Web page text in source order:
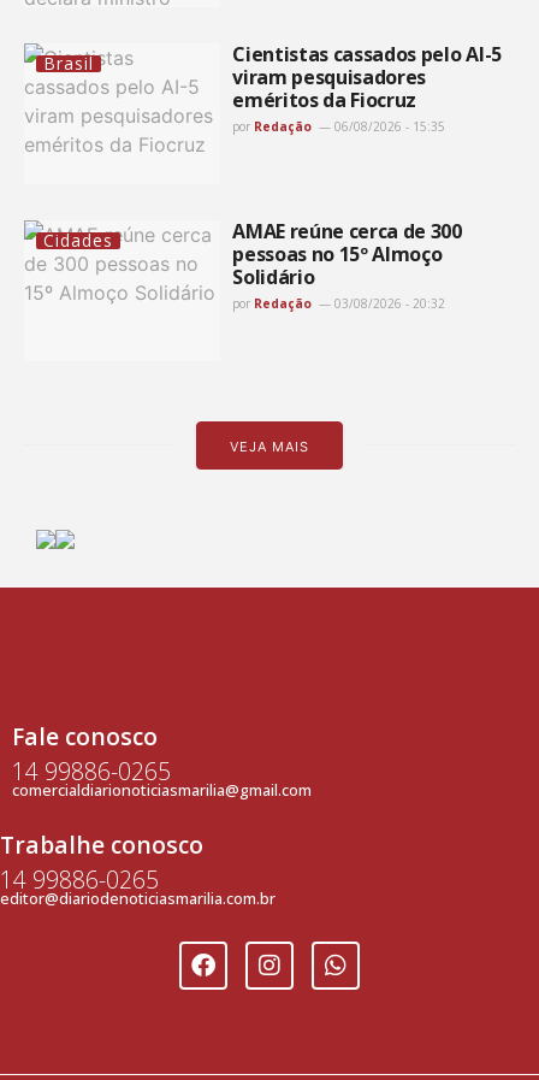
Brasil
Cientistas cassados pelo AI-5
viram pesquisadores
eméritos da Fiocruz
por Redação 06/08/2026 - 15:35
Cidades
AMAE reúne cerca de 300
pessoas no 15º Almoço
Solidário
por Redação 03/08/2026 - 20:32
VEJA MAIS
Fale conosco
14 99886-0265
comercialdiarionoticiasmarilia@gmail.com
Trabalhe conosco
14 99886-0265
editor@diariodenoticiasmarilia.com.br